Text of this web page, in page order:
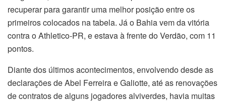
recuperar para garantir uma melhor posição entre os
primeiros colocados na tabela. Já o Bahia vem da vitória
contra o Athletico-PR, e estava à frente do Verdão, com 11
pontos.
Diante dos últimos acontecimentos, envolvendo desde as
declarações de Abel Ferreira e Galiotte, até as renovações
de contratos de alguns jogadores alviverdes, havia muitas